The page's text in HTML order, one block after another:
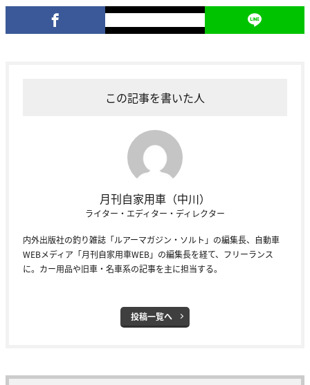
この記事を書いた人
月刊自家用車（中川）
ライター・エディター・ディレクター
内外出版社の釣り雑誌「ルアーマガジン・ソルト」の編集長、自動車
WEBメディア「月刊自家用車WEB」の編集長を経て、フリーランス
に。カー用品や旧車・名車系の記事を主に担当する。
投稿一覧へ